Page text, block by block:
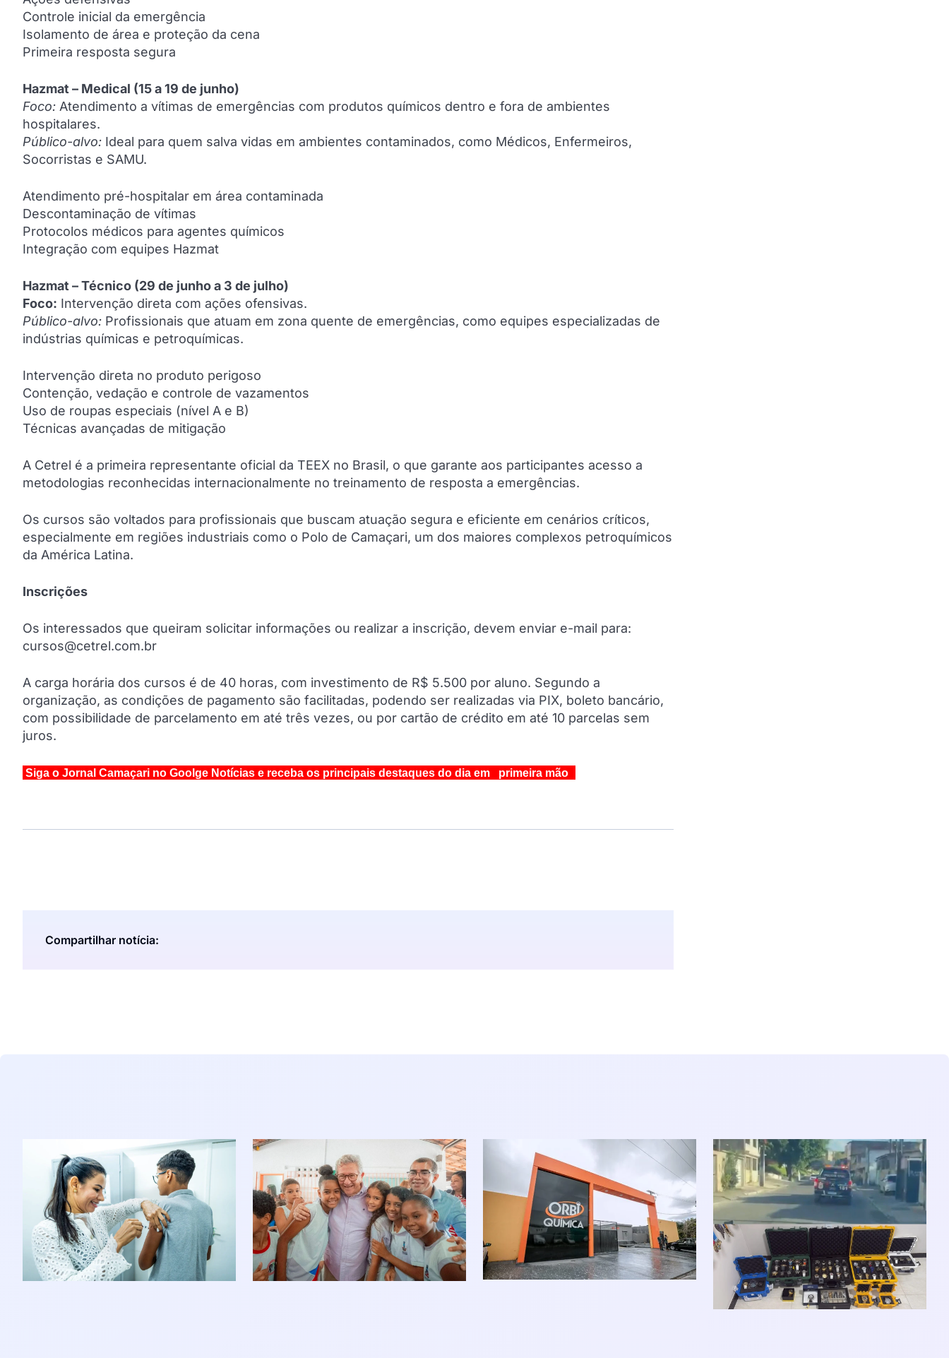
Controle inicial da emergência
Isolamento de área e proteção da cena
Primeira resposta segura
Hazmat – Medical (15 a 19 de junho)
Foco: Atendimento a vítimas de emergências com produtos químicos dentro e fora de ambientes
hospitalares.
Público-alvo: Ideal para quem salva vidas em ambientes contaminados, como Médicos, Enfermeiros,
Socorristas e SAMU.
Atendimento pré-hospitalar em área contaminada
Descontaminação de vítimas
Protocolos médicos para agentes químicos
Integração com equipes Hazmat
Hazmat – Técnico (29 de junho a 3 de julho)
Foco: Intervenção direta com ações ofensivas.
Público-alvo: Profissionais que atuam em zona quente de emergências, como equipes especializadas de
indústrias químicas e petroquímicas.
Intervenção direta no produto perigoso
Contenção, vedação e controle de vazamentos
Uso de roupas especiais (nível A e B)
Técnicas avançadas de mitigação
A Cetrel é a primeira representante oficial da TEEX no Brasil, o que garante aos participantes acesso a
metodologias reconhecidas internacionalmente no treinamento de resposta a emergências.
Os cursos são voltados para profissionais que buscam atuação segura e eficiente em cenários críticos,
especialmente em regiões industriais como o Polo de Camaçari, um dos maiores complexos petroquímicos
da América Latina.
Inscrições
Os interessados que queiram solicitar informações ou realizar a inscrição, devem enviar e-mail para:
cursos@cetrel.com.br
A carga horária dos cursos é de 40 horas, com investimento de R$ 5.500 por aluno. Segundo a
organização, as condições de pagamento são facilitadas, podendo ser realizadas via PIX, boleto bancário,
com possibilidade de parcelamento em até três vezes, ou por cartão de crédito em até 10 parcelas sem
juros.
Siga o Jornal Camaçari no Goolge Notícias e receba os principais destaques do dia em primeira mão
Compartilhar notícia: